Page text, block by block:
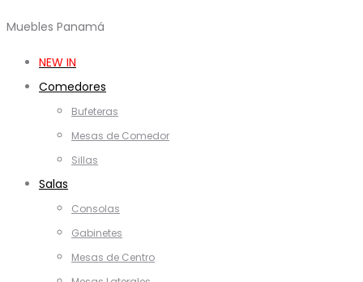
Muebles Panamá
NEW IN
Comedores
Bufeteras
Mesas de Comedor
Sillas
Salas
Consolas
Gabinetes
Mesas de Centro